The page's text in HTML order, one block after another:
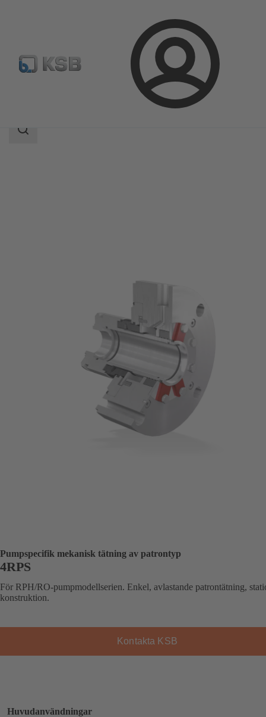
Login
4RPS
Sökomfattning
Pumpspecifik mekanisk tätning av patrontyp
4RPS
För RPH/RO-pumpmodellserien. Enkel, avlastande patrontätning,
konstruktion.
Kontakta KSB
Huvudanvändningar